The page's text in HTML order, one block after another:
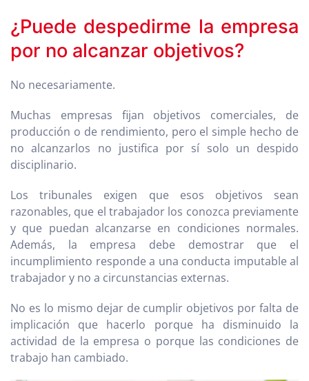
¿Puede despedirme la empresa
por no alcanzar objetivos?
No necesariamente.
Muchas empresas fijan objetivos comerciales, de
producción o de rendimiento, pero el simple hecho de
no alcanzarlos no justifica por sí solo un despido
disciplinario.
Los tribunales exigen que esos objetivos sean
razonables, que el trabajador los conozca previamente
y que puedan alcanzarse en condiciones normales.
Además, la empresa debe demostrar que el
incumplimiento responde a una conducta imputable al
trabajador y no a circunstancias externas.
No es lo mismo dejar de cumplir objetivos por falta de
implicación que hacerlo porque ha disminuido la
actividad de la empresa o porque las condiciones de
trabajo han cambiado.